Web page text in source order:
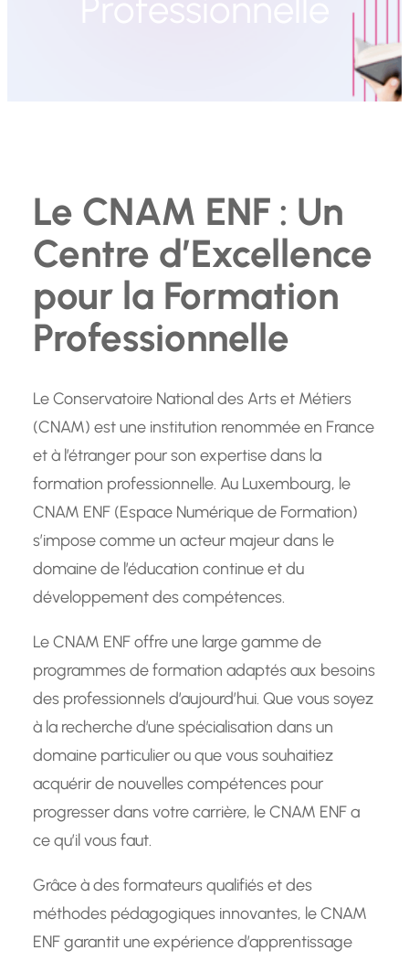
Le CNAM ENF : Un
Centre d’Excellence
pour la Formation
Professionnelle
Le Conservatoire National des Arts et Métiers
(CNAM) est une institution renommée en France
et à l’étranger pour son expertise dans la
formation professionnelle. Au Luxembourg, le
CNAM ENF (Espace Numérique de Formation)
s’impose comme un acteur majeur dans le
domaine de l’éducation continue et du
développement des compétences.
Le CNAM ENF offre une large gamme de
programmes de formation adaptés aux besoins
des professionnels d’aujourd’hui. Que vous soyez
à la recherche d’une spécialisation dans un
domaine particulier ou que vous souhaitiez
acquérir de nouvelles compétences pour
progresser dans votre carrière, le CNAM ENF a
ce qu’il vous faut.
Grâce à des formateurs qualifiés et des
méthodes pédagogiques innovantes, le CNAM
ENF garantit une expérience d’apprentissage